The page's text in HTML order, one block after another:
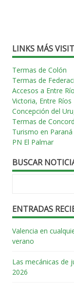
LINKS MÁS
Termas de Colón
Termas de
Accesos a Entre
Victoria, Entre Ríos
Concepción del
Termas de
Turismo en Paraná
PN El Palmar
BUSCAR
ENTRADAS
Valencia en
verano
Las mecánicas de
2026